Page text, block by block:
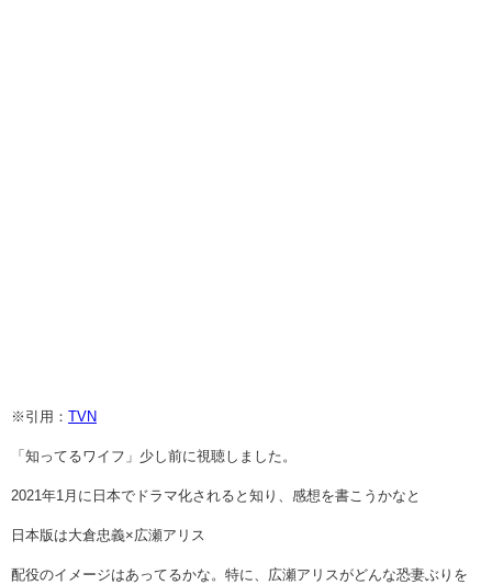
※引用： TVN
「知ってるワイフ」少し前に視聴しました。
2021年1月に日本でドラマ化されると知り、感想を書こうかなと
日本版は大倉忠義×広瀬アリス
配役のイメージはあってるかな。特に、広瀬アリスがどんな恐妻ぶりを